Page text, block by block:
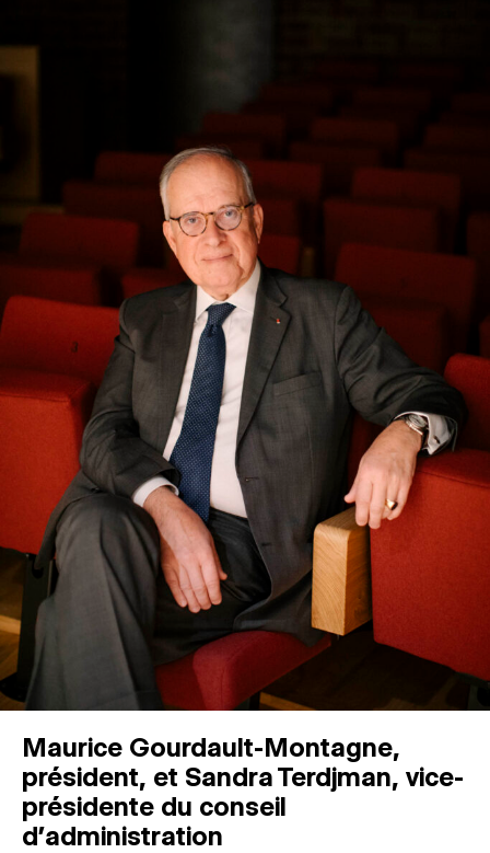
Maurice Gourdault-Montagne,
président, et Sandra Terdjman, vice-
présidente du conseil
d’administration